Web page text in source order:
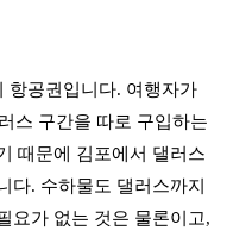
항공권입니다. 여행자가
스 구간을 따로 구입하는
때문에 김포에서 댈러스
다. 수하물도 댈러스까지
요가 없는 것은 물론이고,